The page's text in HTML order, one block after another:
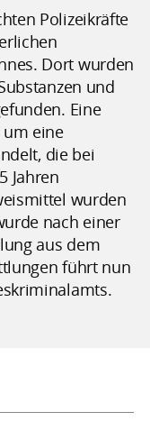
Polizeikräfte
Dort wurden
und
Eine
um eine
die bei
Jahren
wurden
nach einer
aus dem
führt nun